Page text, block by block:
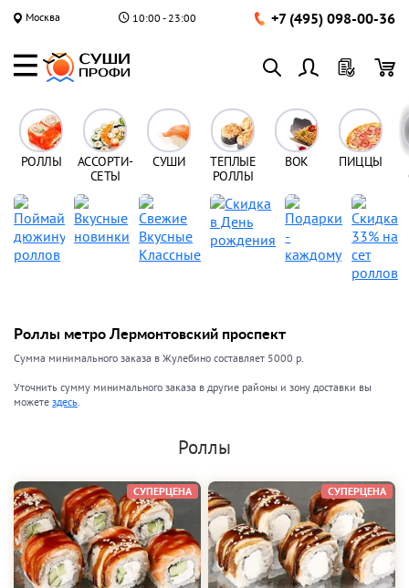
Москва 10:00 - 23:00 +7 (495) 098-00-36
РОЛЛЫ
АССОРТИ-
СЕТЫ
СУШИ
ТЕПЛЫЕ
РОЛЛЫ
ВОК ПИЦЦЫ
Роллы метро Лермонтовский проспект
Сумма минимального заказа в Жулебино составляет 5000 р.
Уточнить сумму минимального заказа в другие районы и зону доставки вы
можетездесь.
Роллы
СУПЕРЦЕНА СУПЕРЦЕНА